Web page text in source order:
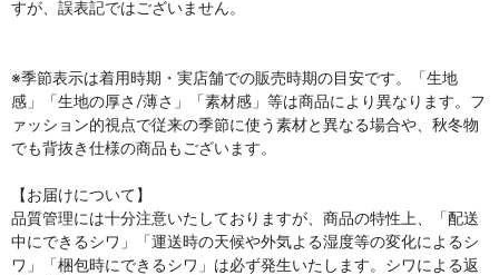
すが、誤表記ではございません。
※季節表示は着用時期・実店舗での販売時期の目安です。「生地
感」「生地の厚さ/薄さ」「素材感」等は商品により異なります。フ
ァッション的視点で従来の季節に使う素材と異なる場合や、秋冬物
でも背抜き仕様の商品もございます。
【お届けについて】
品質管理には十分注意いたしておりますが、商品の特性上、「配送
中にできるシワ」「運送時の天候や外気よる湿度等の変化によるシ
ワ」「梱包時にできるシワ」は必ず発生いたします。シワによる返